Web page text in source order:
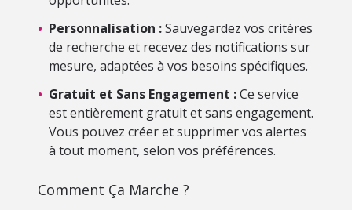
• Personnalisation :Sauvegardez vos critères
de recherche et recevez des notifications sur
mesure, adaptées à vos besoins spécifiques.
• Gratuit et Sans Engagement :Ce service
est entièrement gratuit et sans engagement.
Vous pouvez créer et supprimer vos alertes
à tout moment, selon vos préférences.
Comment Ça Marche ?